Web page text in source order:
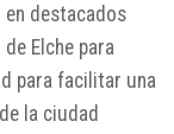
en destacados
Elche para
para facilitar una
la ciudad